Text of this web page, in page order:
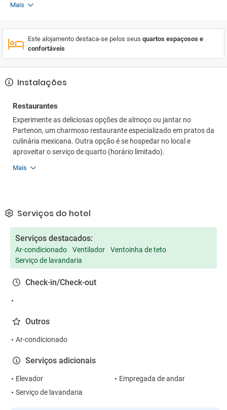
Mais
Este alojamento destaca-se pelos seus quartos espaçosos e
confortáveis
Instalações
Restaurantes
Experimente as deliciosas opções de almoço ou jantar no
Partenon, um charmoso restaurante especializado em pratos da
culinária mexicana. Outra opção é se hospedar no local e
aproveitar o serviço de quarto (horário limitado).
Mais
Serviços do hotel
Serviços destacados:
Ar-condicionado Ventilador
Ventoinha de teto
Serviço de lavandaria
Check-in/Check-out
Outros
Ar-condicionado
Serviços adicionais
Elevador
Empregada de andar
Serviço de lavandaria